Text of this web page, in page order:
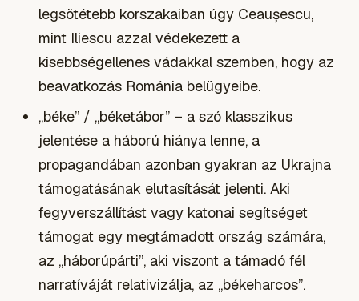
legsötétebb korszakaiban úgy Ceaușescu,
mint Iliescu azzal védekezett a
kisebbségellenes vádakkal szemben, hogy az
beavatkozás Románia belügyeibe.
„béke” / „béketábor” – a szó klasszikus
jelentése a háború hiánya lenne, a
propagandában azonban gyakran az Ukrajna
támogatásának elutasítását jelenti. Aki
fegyverszállítást vagy katonai segítséget
támogat egy megtámadott ország számára,
az „háborúpárti”, aki viszont a támadó fél
narratíváját relativizálja, az „békeharcos”.